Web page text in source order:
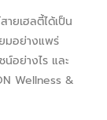
ยเฮลตี้ได้เป็น
มอย่างแพร่
น์อย่างไร และ
Wellness &